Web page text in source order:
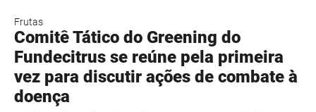
Frutas
Comitê Tático do Greening do
Fundecitrus se reúne pela primeira
vez para discutir ações de combate à
doença